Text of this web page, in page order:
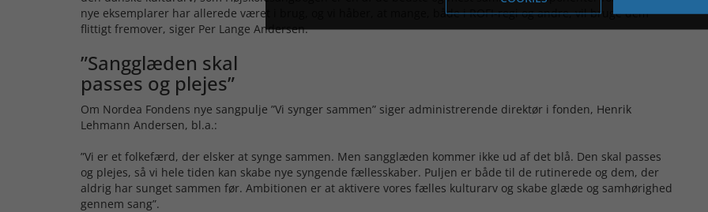
nye eksemplarer har allerede været i brug, og vi håber, at mange, både i ROFI-regi og andre, vil bruge dem
flittigt fremover, siger Per Lange Andersen.
”Sangglæden skal
passes og plejes”
Om Nordea Fondens nye sangpulje ”Vi synger sammen” siger administrerende direktør i fonden, Henrik
Lehmann Andersen, bl.a.:
”Vi er et folkefærd, der elsker at synge sammen. Men sangglæden kommer ikke ud af det blå. Den skal passes
og plejes, så vi hele tiden kan skabe nye syngende fællesskaber. Puljen er både til de rutinerede og dem, der
aldrig har sunget sammen før. Ambitionen er at aktivere vores fælles kulturarv og skabe glæde og samhørighed
gennem sang”.